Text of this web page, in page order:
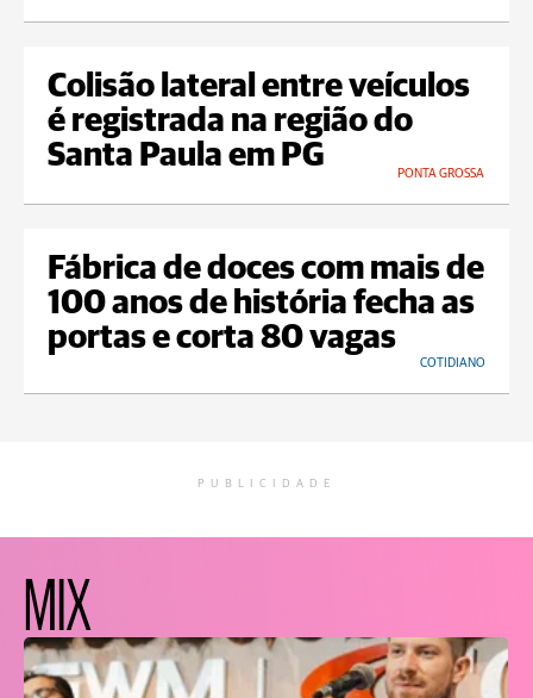
Colisão lateral entre veículos
é registrada na região do
Santa Paula em PG
PONTA GROSSA
Fábrica de doces com mais de
100 anos de história fecha as
portas e corta 80 vagas
COTIDIANO
PUBLICIDADE
MIX